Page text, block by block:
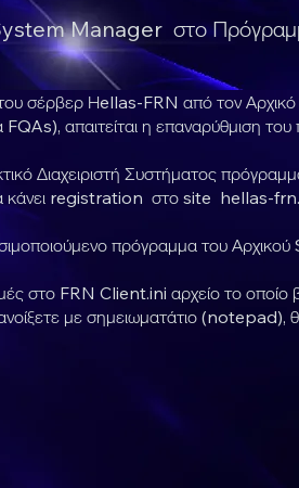
Manager στο
Ηellas-FRN από τον Αρχικό
απαιτείται η επαναρύθμιση
Διαχειριστή Συστήματος
κάνει registration στο site hellas-
πρόγραμμα του
στο FRN Client.ini αρχείο το
με σημειωματάτιο (notepad),